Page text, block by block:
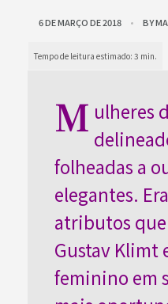
6 DE MARÇO DE 2018 BY
M ulheres
folheadas a
elegantes.
atributos
Gustav Klimt
feminino em